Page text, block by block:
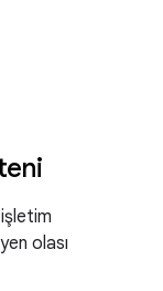
olası